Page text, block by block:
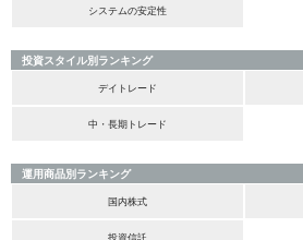
システムの安定性
投資スタイル別ランキング
デイトレード
中・長期トレード
運用商品別ランキング
国内株式
投資信託